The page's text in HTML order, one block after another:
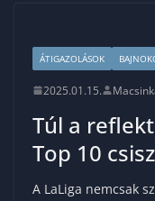
ÁTIGAZOLÁSOK
2025.01.15.
Túl a
Top 10
A LaLiga nemcsak